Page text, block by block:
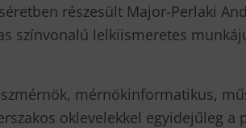
részesült Major-Perlaki
színvonalú lelkiismeretes
mérnökinformatikus,
oklevelekkel egyidejűleg a